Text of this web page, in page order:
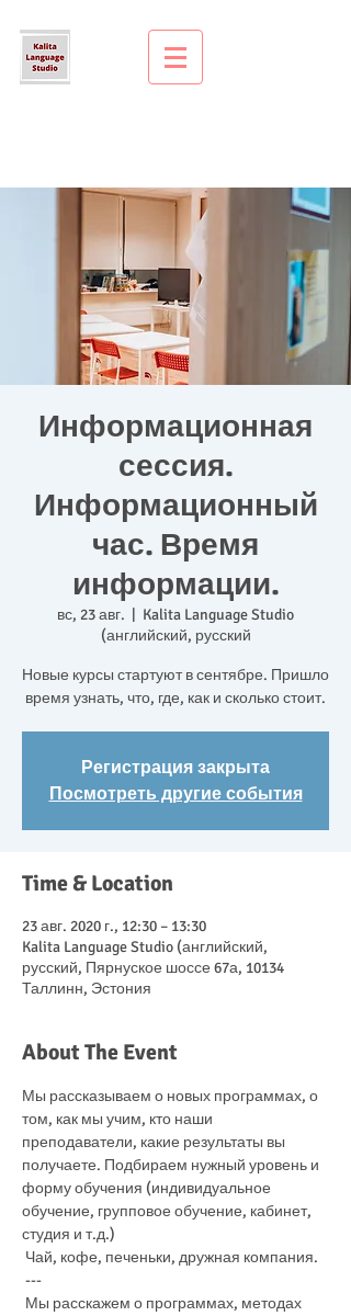
Информационная
сессия.
Информационный
час. Время
информации.
вс, 23 авг.
Kalita Language Studio
(английский, русский
Новые курсы стартуют в сентябре. Пришло
Регистрация закрыта
Посмотреть другие события
Time & Location
23 авг. 2020 г., 12:30 – 13:30
Kalita Language Studio (английский,
русский, Пярнуское шоссе 67а, 10134
Таллинн, Эстония
About The Event
Мы рассказываем о новых программах, о
том, как мы учим, кто наши
преподаватели, какие результаты вы
получаете. Подбираем нужный уровень и
форму обучения (индивидуальное
обучение, групповое обучение, кабинет,
студия и т.д.)
Чай, кофе, печеньки, дружная компания.
---